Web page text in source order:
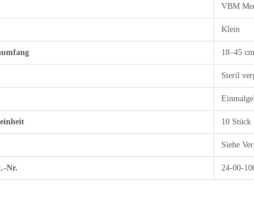
VBM
Klein
18–45 cm
Steril
10 Stück
Siehe
Nr. 24-00-